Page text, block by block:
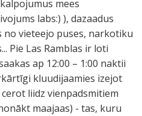
mees
labs:) ), dazaadus
no vieteejo puses, narkotiku
Pie Las Ramblas ir loti
ap 12:00 – 1:00 naktii
kluudijaamies izejot
liidz vienpadsmitiem
maajaas) - tas, kuru